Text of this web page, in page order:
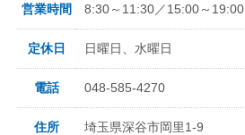
営業時間 8:30～11:30／15:00～19:00
定休日 日曜日、水曜日
電話 048-585-4270
住所 埼玉県深谷市岡里1-9